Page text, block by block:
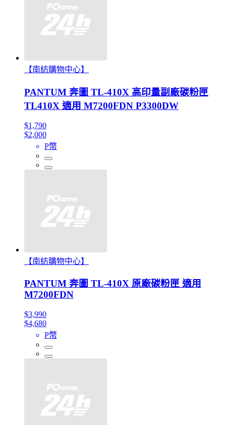
【南紡購物中心】
PANTUM 奔圖 TL-410X 高印量副廠碳粉匣
TL410X 適用 M7200FDN P3300DW
$1,790
$2,000
P幣
【南紡購物中心】
PANTUM 奔圖 TL-410X 原廠碳粉匣 適用
M7200FDN
$3,990
$4,680
P幣